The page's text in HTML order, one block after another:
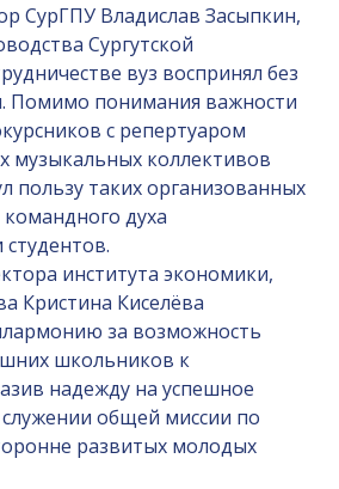
СурГПУ Владислав Засыпкин,
Сургутской
вуз воспринял без
Помимо понимания важности
с репертуаром
музыкальных коллективов
пользу таких организованных
духа
института экономики,
Кристина Киселёва
за возможность
школьников к
надежду на успешное
общей миссии по
развитых молодых